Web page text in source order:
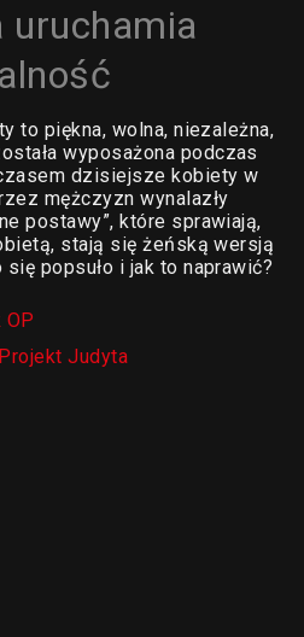
uruchamia
to piękna, wolna, niezależna,
wyposażona podczas
dzisiejsze kobiety w
mężczyzn wynalazły
postawy”, które sprawiają,
stają się żeńską wersją
popsuło i jak to naprawić?
OP
Projekt Judyta